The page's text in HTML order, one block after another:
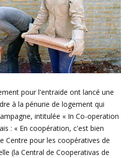
pour l'entraide ont lancé une
à la pénurie de logement qui
intitulée « In Co-operation
: « En coopération, c'est bien
Centre pour les coopératives de
(la Central de Cooperativas de